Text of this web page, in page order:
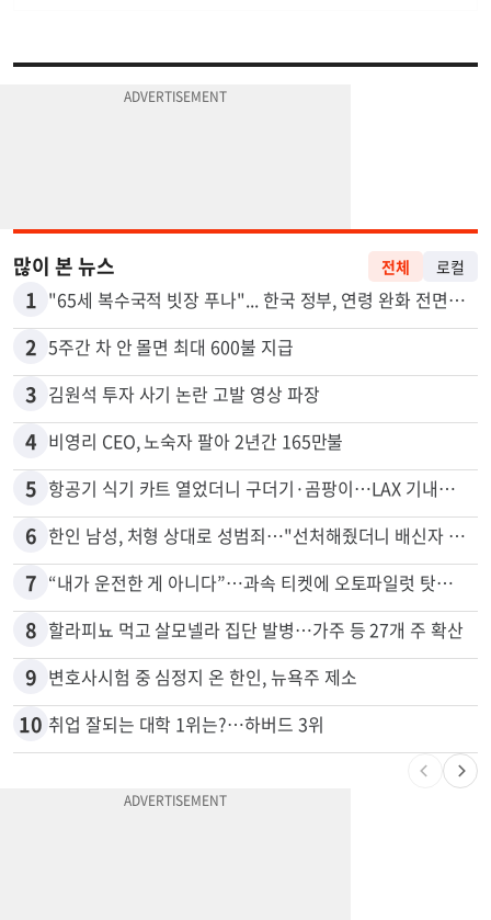
많이 본 뉴스 전체 로컬
1 "65세 복수국적 빗장 푸나"... 한국 정부, 연령 완화 전면 추진
2 5주간 차 안 몰면 최대 600불 지급
3 김원석 투자 사기 논란 고발 영상 파장
4 비영리 CEO, 노숙자 팔아 2년간 165만불
5 항공기 식기 카트 열었더니 구더기·곰팡이…LAX 기내식 업체 논란
6 한인 남성, 처형 상대로 성범죄…"선처해줬더니 배신자 취급"
7 “내가 운전한 게 아니다”…과속 티켓에 오토파일럿 탓한 운전자
8 할라피뇨 먹고 살모넬라 집단 발병…가주 등 27개 주 확산
9 변호사시험 중 심정지 온 한인, 뉴욕주 제소
10 취업 잘되는 대학 1위는?…하버드 3위